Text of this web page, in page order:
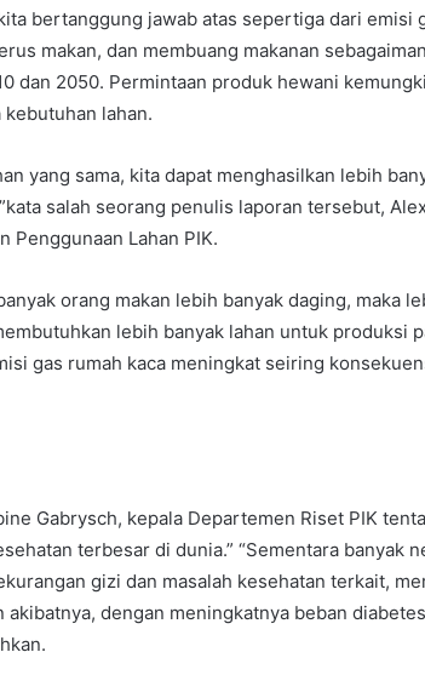
bertanggung jawab atas sepertiga dari emisi
makan, dan membuang makanan
dan 2050. Permintaan produk hewani
kebutuhan lahan.
yang sama, kita dapat menghasilkan lebih
salah seorang penulis laporan tersebut,
Penggunaan Lahan PIK.
orang makan lebih banyak daging, maka
lebih banyak lahan untuk produksi
gas rumah kaca meningkat seiring
Gabrysch, kepala Departemen Riset PIK
terbesar di dunia.” “Sementara banyak
gizi dan masalah kesehatan terkait,
akibatnya, dengan meningkatnya beban